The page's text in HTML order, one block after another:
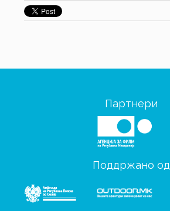
Партнери
Поддржано од